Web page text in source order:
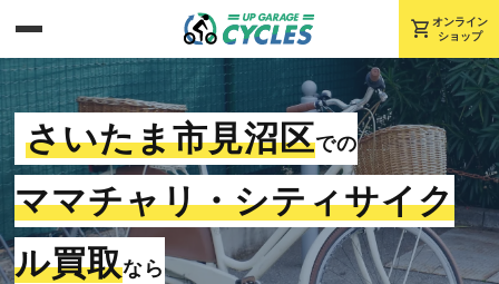
shopping_cart オンライン
ショップ
さいたま市見沼区での
ママチャリ・シティサイク
ル買取なら